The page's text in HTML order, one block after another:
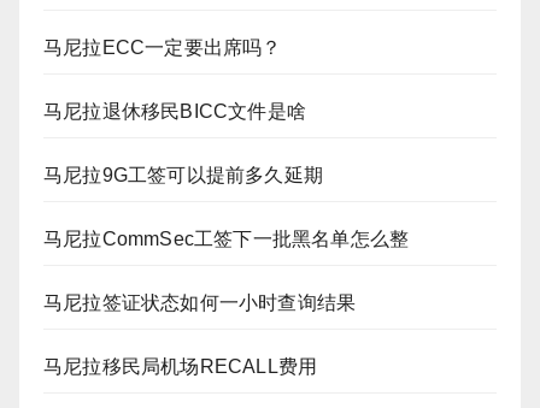
马尼拉ECC一定要出席吗？
马尼拉退休移民BICC文件是啥
马尼拉9G工签可以提前多久延期
马尼拉CommSec工签下一批黑名单怎么整
马尼拉签证状态如何一小时查询结果
马尼拉移民局机场RECALL费用